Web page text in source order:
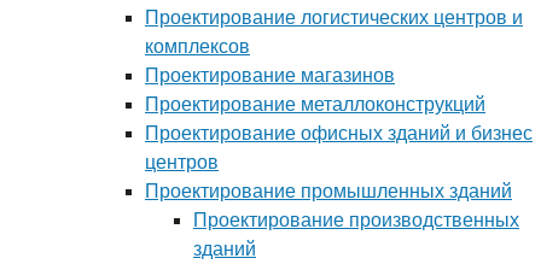
Проектирование логистических центров и
комплексов
Проектирование магазинов
Проектирование металлоконструкций
Проектирование офисных зданий и бизнес
центров
Проектирование промышленных зданий
Проектирование производственных
зданий